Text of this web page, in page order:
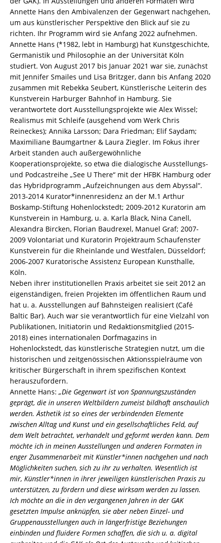
Annette Hans den Ambivalenzen der Gegenwart nachgehen,
um aus künstlerischer Perspektive den Blick auf sie zu
richten. Ihr Programm wird sie Anfang 2022 aufnehmen.
Annette Hans (*1982, lebt in Hamburg) hat Kunstgeschichte,
Germanistik und Philosophie an der Universität Köln
studiert. Von August 2017 bis Januar 2021 war sie, zunächst
mit Jennifer Smailes und Lisa Britzger, dann bis Anfang 2020
zusammen mit Rebekka Seubert, Künstlerische Leiterin des
Kunstverein Harburger Bahnhof in Hamburg. Sie
verantwortete dort Ausstellungsprojekte wie Alex Wissel;
Realismus mit Schleife (ausgehend vom Werk Chris
Reineckes); Annika Larsson; Dara Friedman; Elif Saydam;
Maximiliane Baumgartner & Laura Ziegler. Im Fokus ihrer
Arbeit standen auch außergewöhnliche
Kooperationsprojekte, so etwa die dialogische Ausstellungs-
und Podcastreihe „See U There“ mit der HFBK Hamburg oder
das Hybridprogramm „Aufzeichnungen aus dem Abyssal“.
2013-2014 Kurator*innenresidenz an der M.1 Arthur
Boskamp-Stiftung Hohenlockstedt; 2009-2012 Kuratorin am
Kunstverein in Hamburg, u. a. Karla Black, Nina Canell,
Alexandra Bircken, Florian Baudrexel, Manuel Graf; 2007-
2009 Volontariat und Kuratorin Projektraum Schaufenster
Kunstverein für die Rheinlande und Westfalen, Düsseldorf;
2006-2007 Kuratorische Assistenz European Kunsthalle,
Köln.
Neben ihrer institutionellen Praxis arbeitet sie seit 2012 an
eigenständigen, freien Projekten im öffentlichen Raum und
hat u. a. Ausstellungen auf Bahnsteigen realisiert (Café
Baltic Bar). Auch war sie verantwortlich für eine Vielzahl von
Publikationen, Initiatorin und Redaktionsmitglied (2015-
2018) eines internationalen Dorfmagazins in
Hohenlockstedt, das künstlerische Strategien nutzt, um die
historischen und zeitgenössischen Aktionsspielräume von
kritischer Bürgerschaft in ihrem spezifischen Kontext
herauszufordern.
Annette Hans: „Die Gegenwart ist von Spannungszuständen
geprägt, die in unseren Weltbildern zumeist bildhaft anschaulich
werden. Ästhetik ist so eines der verbindenden Elemente
zwischen Alltag und Kunst und ein gesellschaftliches Feld, auf
dem Welt betrachtet, verhandelt und geformt werden kann. Dem
möchte ich in meinen Ausstellungen und anderen Formaten in
enger Zusammenarbeit mit Künstler*innen nachgehen und nach
Möglichkeiten suchen, sich zu ihr zu verhalten. Wesentlich ist
mir, Künstler*innen in ihrer jeweiligen künstlerischen Praxis zu
unterstützen, zu fördern und diese wirksam werden zu lassen.
Ich möchte an die in den vergangenen Jahren in der GAK
gesetzten Impulse anknüpfen, sie aber neben Einzel- und
Gruppenausstellungen auch in längerfristige Beziehungen
einbinden und fluidere Formen schaffen, die sich u. a. digital